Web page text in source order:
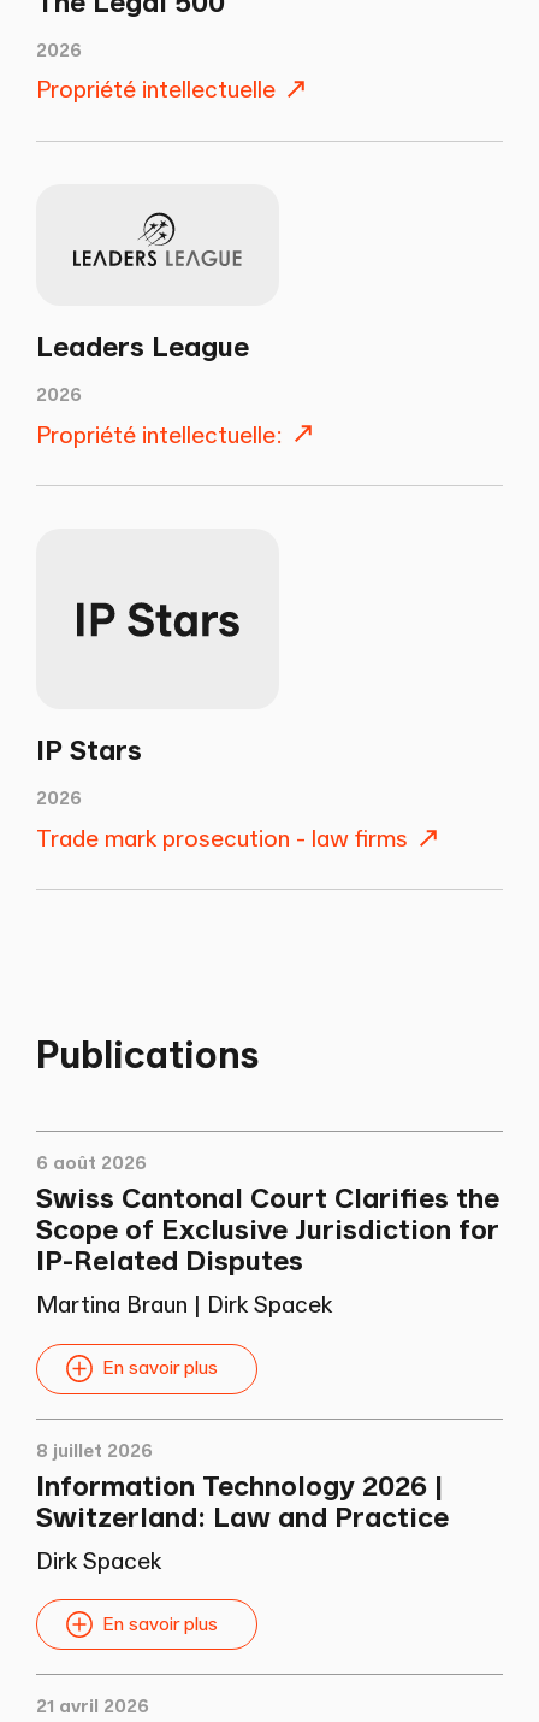
2026
Propriété intellectuelle
Leaders League
2026
Propriété intellectuelle:
IP Stars
2026
Trade mark prosecution - law firms
Publications
6 août 2026
Swiss Cantonal Court Clarifies the
Scope of Exclusive Jurisdiction for
IP-Related Disputes
Martina Braun | Dirk Spacek
En savoir plus
8 juillet 2026
Information Technology 2026 |
Switzerland: Law and Practice
Dirk Spacek
En savoir plus
21 avril 2026